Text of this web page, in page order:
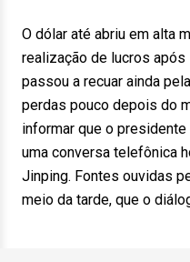
O dólar até abriu em alta
realização de lucros
passou a recuar ainda
perdas pouco depois do
informar que o presidente
uma conversa telefônica
Jinping. Fontes ouvidas
meio da tarde, que o